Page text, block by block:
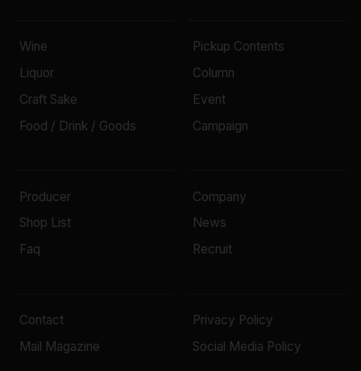
Wine
Liquor
Craft Sake
Food / Drink / Goods
Pickup Contents
Column
Event
Campaign
Producer
Shop List
Faq
Company
News
Recruit
Contact
Mail Magazine
Privacy Policy
Social Media Policy